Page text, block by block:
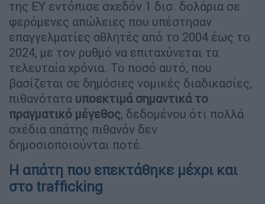
της EY εντόπισε σχεδόν 1 δισ. δολάρια σε
φερόμενες απώλειες που υπέστησαν
επαγγελματίες αθλητές από το 2004 έως το
2024, με τον ρυθμό να επιταχύνεται τα
τελευταία χρόνια. Το ποσό αυτό, που
βασίζεται σε δημόσιες νομικές διαδικασίες,
πιθανότατα υποεκτιμά σημαντικά το
πραγματικό μέγεθος, δεδομένου ότι πολλά
σχέδια απάτης πιθανόν δεν
δημοσιοποιούνται ποτέ.
Η απάτη που επεκτάθηκε μέχρι και
στο trafficking